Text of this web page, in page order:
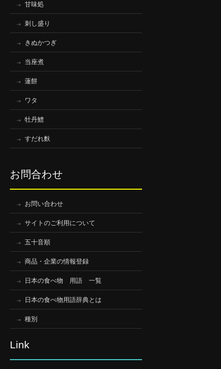
甘味処
刺し盛り
きぬかつぎ
当座煮
蓮餅
ワタ
牡丹鱧
すだれ麩
お問合わせ
お問い合わせ
サイトのご利用について
五十音順
商品・企業の情報登録
日本の食べ物 用語 一覧
日本の食べ物用語辞典とは
種別
Link